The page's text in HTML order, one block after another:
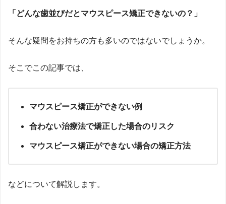
業。口腔環境が生活習慣病など全身疾患に影響を与えると
り組める医療アプローチを提唱。新聞・テレビ・Webメデ
が連携する「リリモアクリニック内科歯科
労働省指定のオンライン診療資格を取得し、テクノロジー
を駆使した医療提供を実現。
https://www.med.oita-
u.ac.jp/
https://www.oita-u.ac.jp/
「どんな歯並びだとマウスピース矯正できないの？」
そんな疑問をお持ちの方も多いのではないでしょうか。
そこでこの記事では、
マウスピース矯正ができない例
合わない治療法で矯正した場合のリスク
マウスピース矯正ができない場合の矯正方法
などについて解説します。